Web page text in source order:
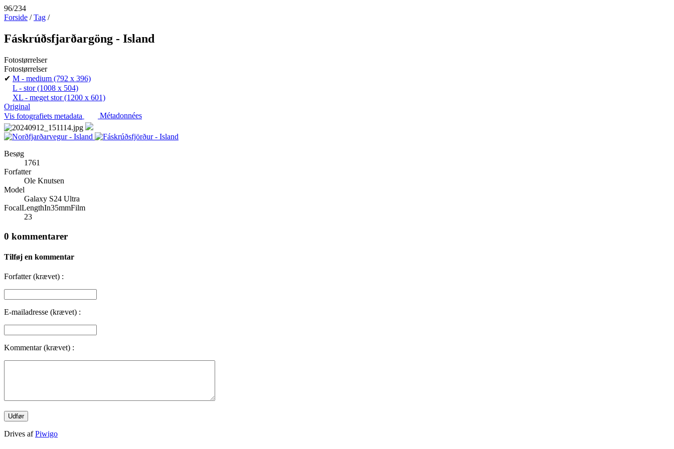
96/234
Forside /Tag /
Fáskrúðsfjarðargöng - Island
Fotostørrelser
Fotostørrelser
✔ M - medium (792 x 396)
L - stor(1008 x 504)
XL - meget stor(1200 x 601)
Original
Vis fotografiets metadata
Métadonnées
Besøg
1761
Forfatter
Ole Knutsen
Model
Galaxy S24 Ultra
FocalLengthIn35mmFilm
23
0 kommentarer
Tilføj en kommentar
Forfatter (krævet) :
E-mailadresse (krævet) :
Kommentar (krævet) :
Drives afPiwigo